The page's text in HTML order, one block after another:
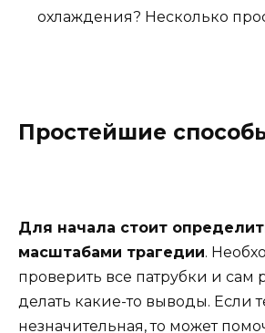
Простейшие
Для начала стоит
масштабами трагедии.
проверить все патрубки и сам
делать какие-то выводы. Если
незначительная, то может